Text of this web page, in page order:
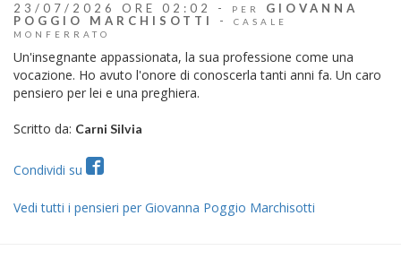
23/07/2026 ORE 02:02 - PER
GIOVANNA
POGGIO MARCHISOTTI
-
CASALE
MONFERRATO
Un'insegnante appassionata, la sua professione come una
vocazione. Ho avuto l'onore di conoscerla tanti anni fa. Un caro
pensiero per lei e una preghiera.
Scritto da: Carni Silvia
Condividi su
Vedi tutti i pensieri per Giovanna Poggio Marchisotti